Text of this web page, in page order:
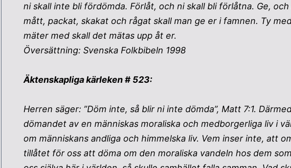
ni skall inte bli fördömda. Förlåt, och ni skall bli förlåtna. Ge,
mått, packat, skakat och rågat skall man ge er i famnen. Ty
mäter med skall det mätas upp åt er.
Översättning: Svenska Folkbibeln 1998
Äktenskapliga kärleken # 523:
Herren säger: ”Döm inte, så blir ni inte dömda”, Matt 7:1.
dömandet av en människas moraliska och medborgerliga liv i
om människans andliga och himmelska liv. Vem inser inte, att
tillåtet för oss att döma om den moraliska vandeln hos dem